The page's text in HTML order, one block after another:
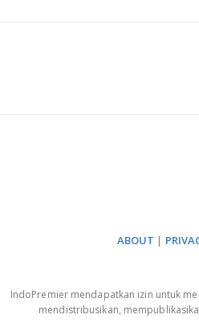
ABOUT |
IndoPremier mendapatkan izin untuk
mendistribusikan,